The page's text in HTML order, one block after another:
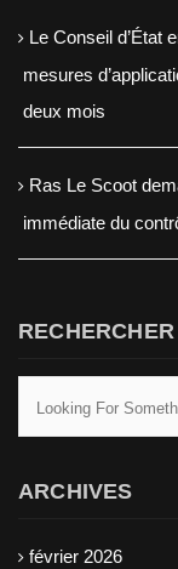
Le Conseil d’État
mesures
deux mois
Ras Le Scoot
immédiate du
RECHERCHER
ARCHIVES
février 2026